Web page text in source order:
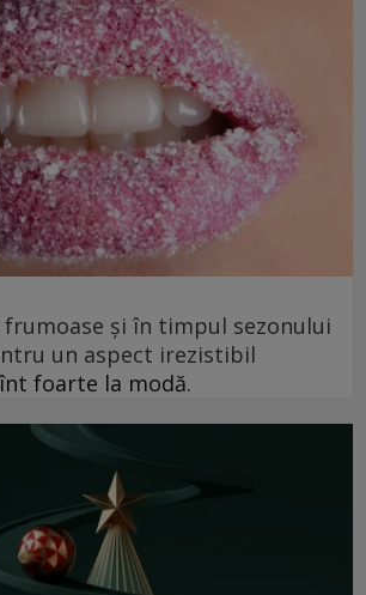
frumoase şi în timpul sezonului
un aspect irezistibil
foarte la modă.